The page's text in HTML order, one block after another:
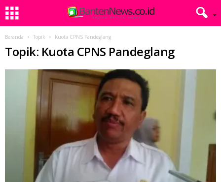
Beranda Topik Kuota CPNS Pandeglang
Topik: Kuota CPNS Pandeglang